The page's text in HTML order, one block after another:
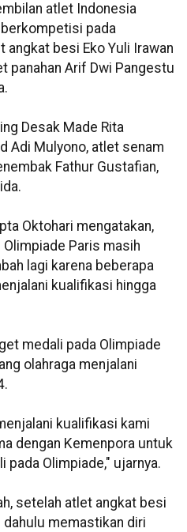
atlet Indonesia
pada
angkat besi Eko Yuli Irawan
panahan Arif Dwi Pangestu
Desak Made Rita
Adi Mulyono, atlet senam
Fathur Gustafian,
Oktohari mengatakan,
Paris masih
lagi karena beberapa
kualifikasi hingga
medali pada Olimpiade
olahraga menjalani
kualifikasi kami
dengan Kemenpora untuk
Olimpiade," ujarnya.
setelah atlet angkat besi
dahulu memastikan diri